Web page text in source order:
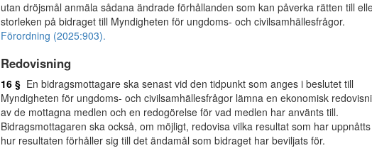
utan dröjsmål anmäla sådana ändrade förhållanden som kan påverka rätten till
storleken på bidraget till Myndigheten för ungdoms- och civilsamhällesfrågor.
Förordning (2025:903).
Redovisning
16 § En bidragsmottagare ska senast vid den tidpunkt som anges i beslutet till
Myndigheten för ungdoms- och civilsamhällesfrågor lämna en ekonomisk
av de mottagna medlen och en redogörelse för vad medlen har använts till.
Bidragsmottagaren ska också, om möjligt, redovisa vilka resultat som har
hur resultaten förhåller sig till det ändamål som bidraget har beviljats för.